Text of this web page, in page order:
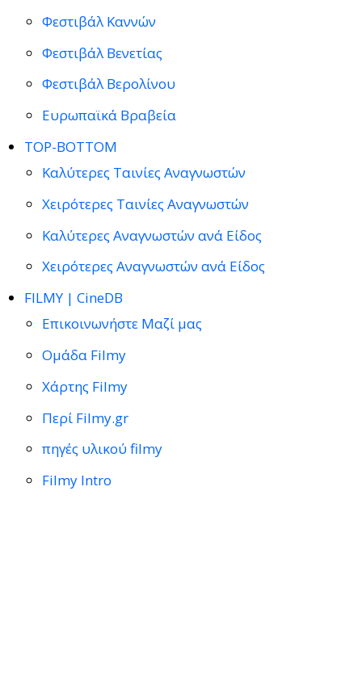
Φεστιβάλ Καννών
Φεστιβάλ Βενετίας
Φεστιβάλ Βερολίνου
Ευρωπαϊκά Βραβεία
TOP-BOTTOM
Καλύτερες Ταινίες Αναγνωστών
Χειρότερες Ταινίες Αναγνωστών
Καλύτερες Αναγνωστών ανά Είδος
Χειρότερες Αναγνωστών ανά Είδος
FILMY | CineDB
Επικοινωνήστε Μαζί μας
Ομάδα Filmy
Χάρτης Filmy
Περί Filmy.gr
πηγές υλικού filmy
Filmy Intro